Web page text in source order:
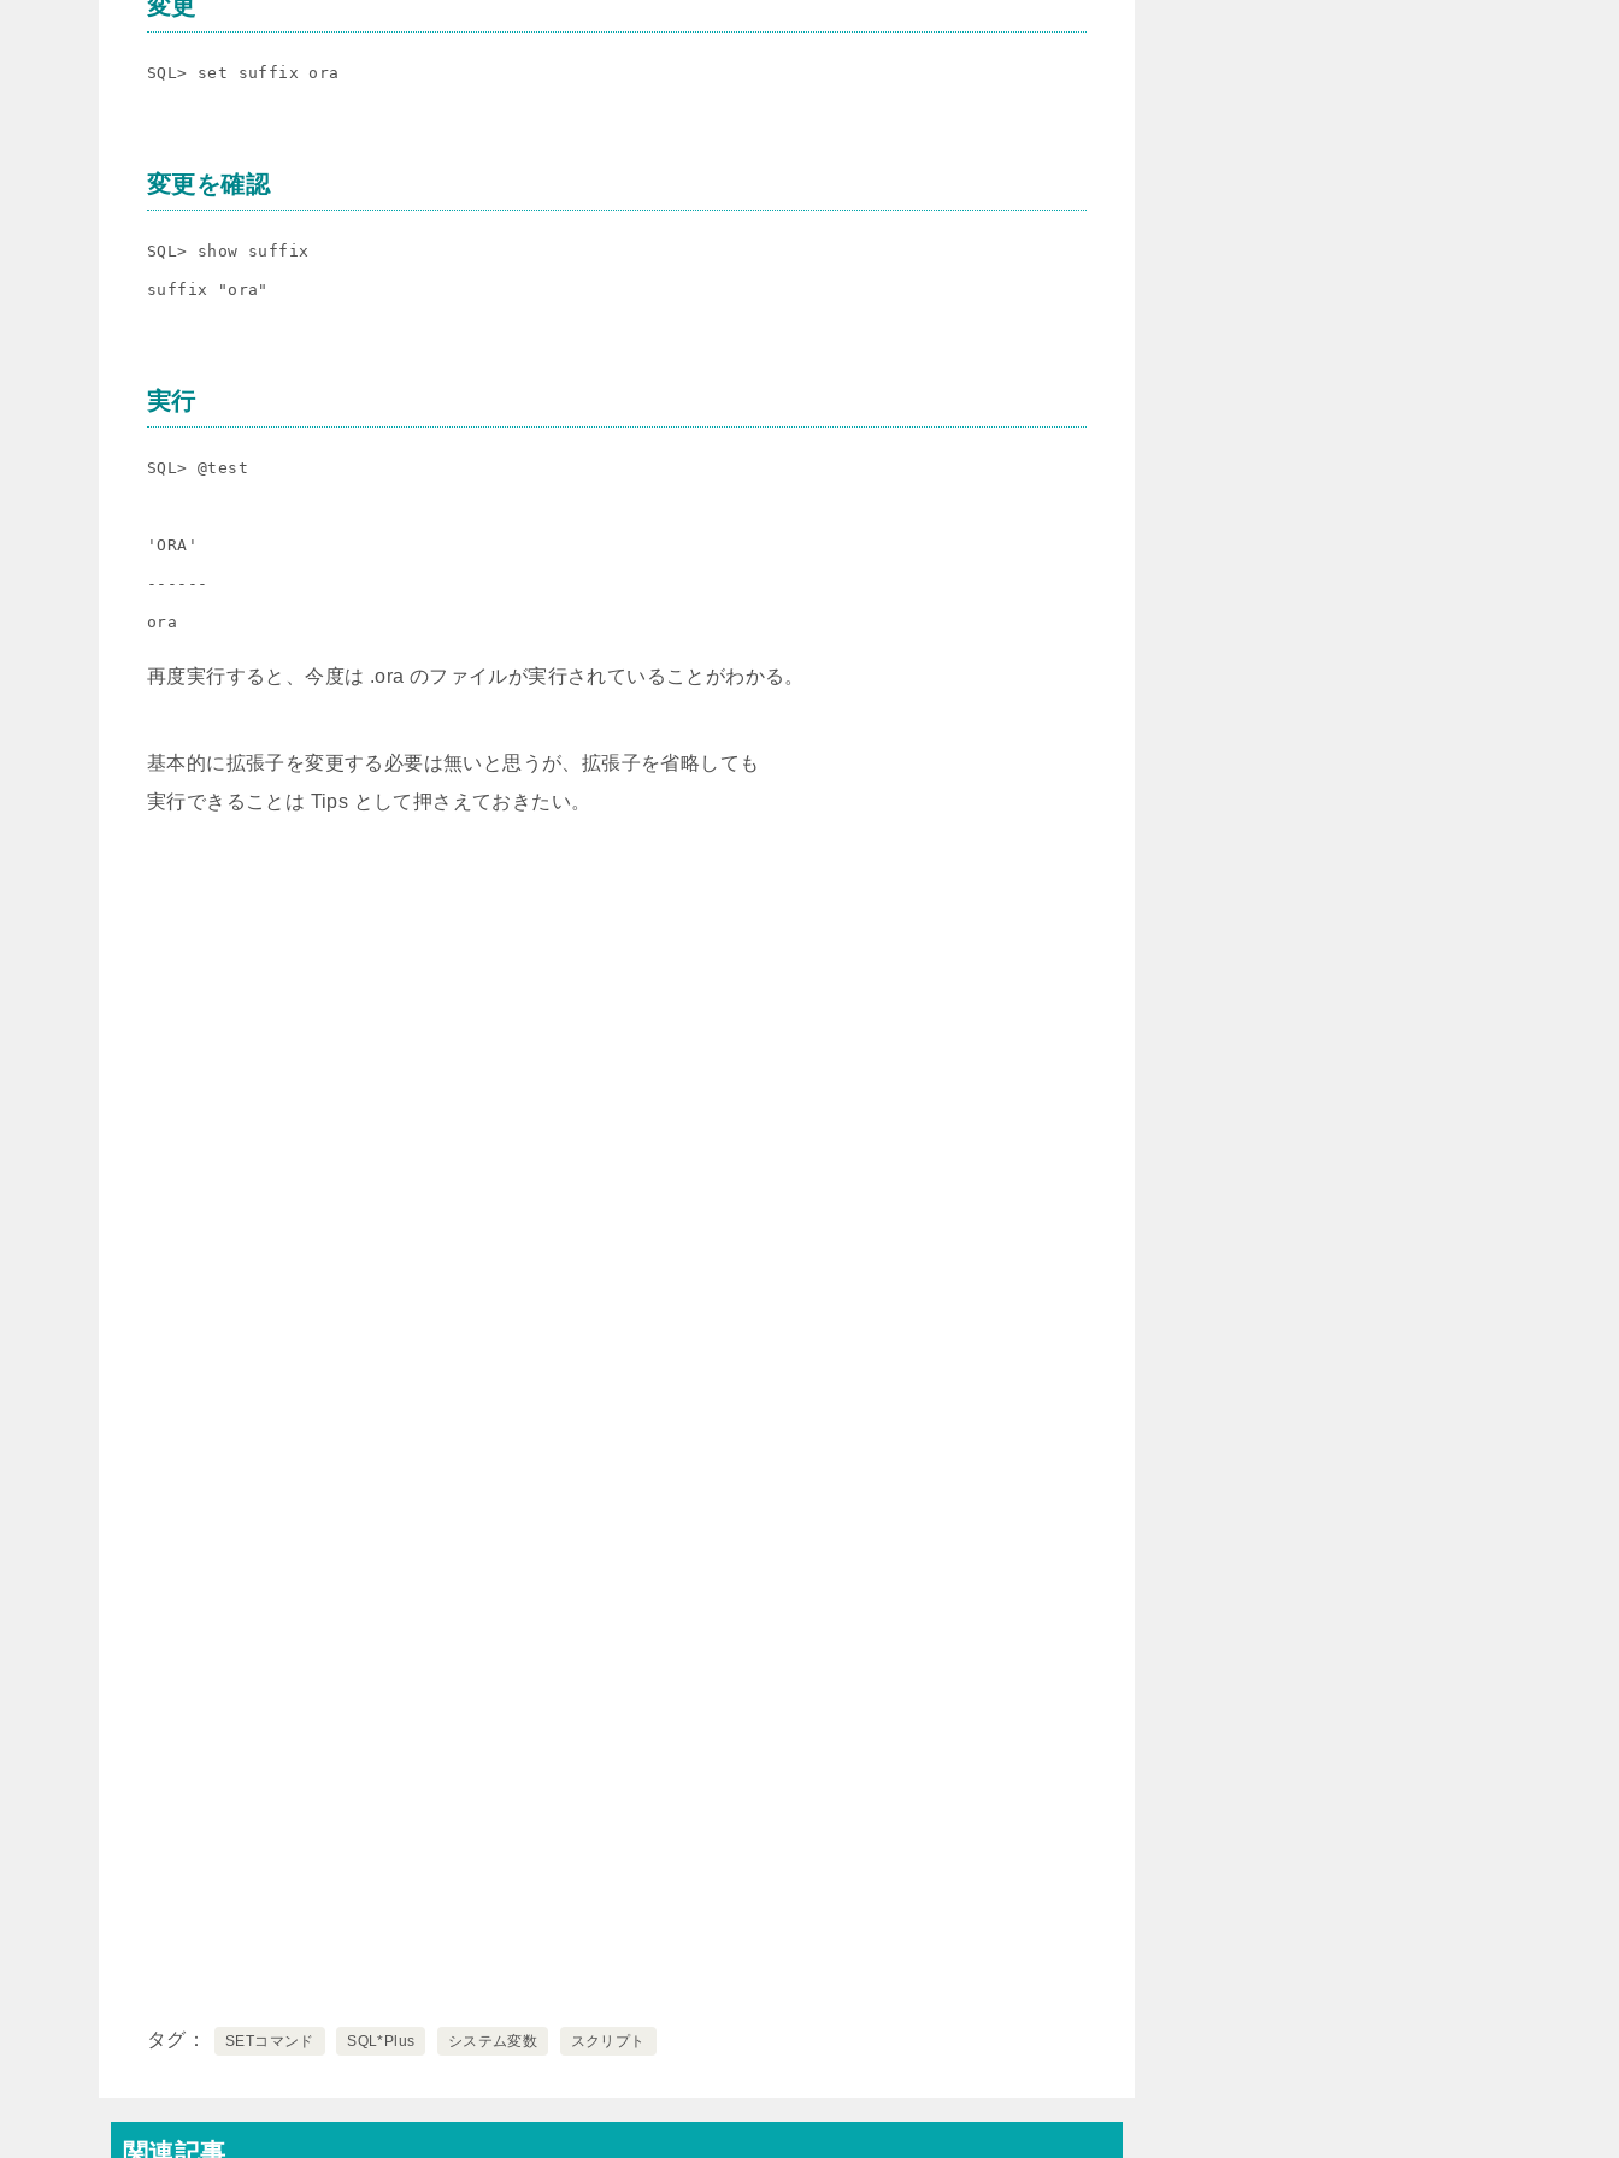
変更
SQL> set suffix ora
変更を確認
SQL> show suffix
実行
SQL> @test
'ORA'
------
再度実行すると、今度は .ora のファイルが実行されていることがわかる。
基本的に拡張子を変更する必要は無いと思うが、拡張子を省略しても
実行できることは Tips として押さえておきたい。
タグ SETコマンド SQL*Plus システム変数 スクリプト